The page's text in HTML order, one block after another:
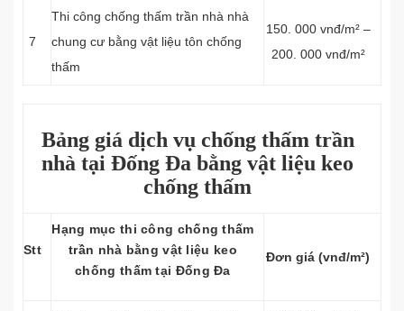
7
Thi công chống thấm trần nhà nhà
chung cư bằng vật liệu tôn chống
thấm
150. 000 vnđ/m² –
200. 000 vnđ/m²
Bảng giá dịch vụ chống thấm trần
nhà tại Đống Đa bằng vật liệu keo
chống thấm
Stt
Hạng mục thi công chống thấm
trần nhà bằng vật liệu keo
chống thấm tại Đống Đa
Đơn giá (vnđ/m²)